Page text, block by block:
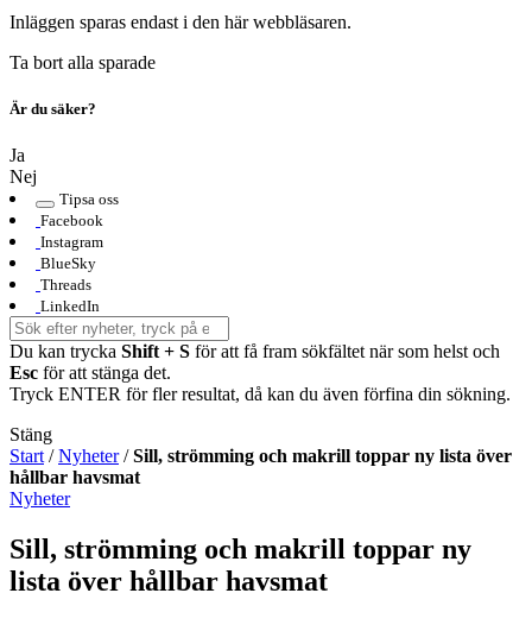
Inläggen sparas endast i den här webbläsaren.
Ta bort alla sparade
Är du säker?
Ja
Nej
Tipsa oss
Facebook
Instagram
BlueSky
Threads
LinkedIn
Du kan trycka Shift + S för att få fram sökfältet när som helst och
Esc för att stänga det.
Tryck ENTER för fler resultat, då kan du även förfina din sökning.
Stäng
Start /Nyheter/Sill, strömming och makrill toppar ny lista över
hållbar havsmat
Nyheter
Sill, strömming och makrill toppar ny
lista över hållbar havsmat